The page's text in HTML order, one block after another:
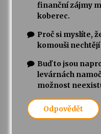
finanční zájmy
koberec.
Proč si myslíte, že
komouši
Buď to jsou
levárnách
možnost
Odpovědět